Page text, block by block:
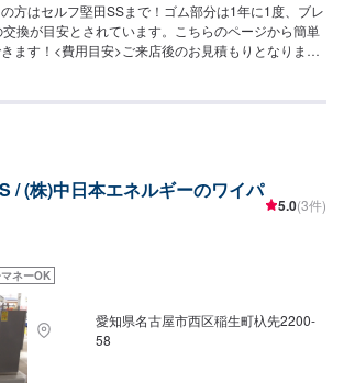
方はセルフ堅田SSまで！ゴム部分は1年に1度、ブレ
換が目安とされています。こちらのページから簡単
ます！<費用目安>ご来店後のお見積もりとなりま
/ (株)中日本エネルギーのワイパ
5.0(3件)
ネーOK
愛知県名古屋市西区稲生町杁先2200-
58